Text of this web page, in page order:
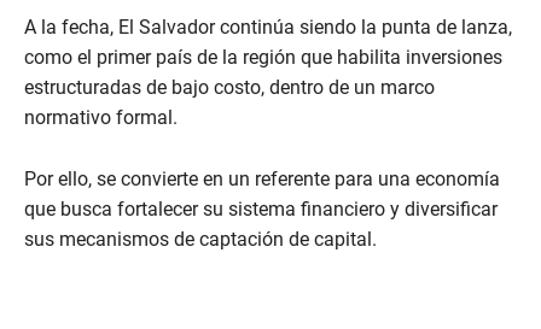
A la fecha, El Salvador continúa siendo la punta de lanza,
como el primer país de la región que habilita inversiones
estructuradas de bajo costo, dentro de un marco
normativo formal.
Por ello, se convierte en un referente para una economía
que busca fortalecer su sistema financiero y diversificar
sus mecanismos de captación de capital.